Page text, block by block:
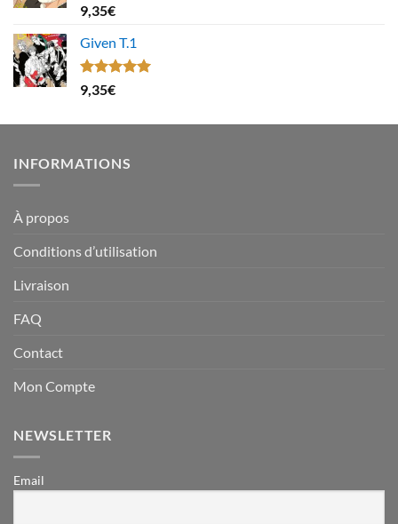
Note4.67
sur 5
9,35€
Given T.1
Note5.00
sur 5
9,35€
INFORMATIONS
À propos
Conditions d’utilisation
Livraison
FAQ
Contact
Mon Compte
NEWSLETTER
Email